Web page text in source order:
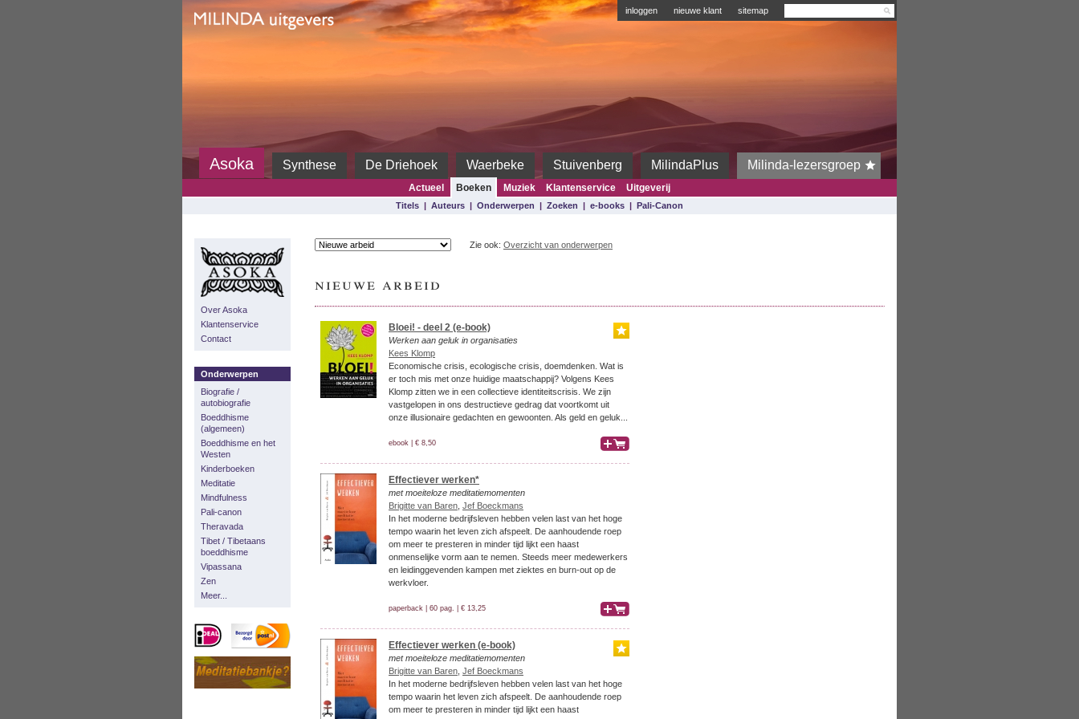
inloggen nieuwe klant sitemap
Asoka Synthese De Driehoek Waerbeke Stuivenberg MilindaPlus Milinda-lezersgroep
Actueel Boeken Muziek Klantenservice Uitgeverij
Titels | Auteurs | Onderwerpen | Zoeken | e-books | Pali-Canon
Over Asoka
Klantenservice
Contact
Onderwerpen
Biografie /
autobiografie
Boeddhisme
(algemeen)
Boeddhisme en het
Westen
Kinderboeken
Meditatie
Mindfulness
Pali-canon
Theravada
Tibet / Tibetaans
boeddhisme
Vipassana
Zen
Meer...
Zie ook: Overzicht van onderwerpen
nieuwe arbeid
Bloei! - deel 2 (e-book)
Werken aan geluk in organisaties
Kees Klomp
Economische crisis, ecologische crisis, doemdenken. Wat is
er toch mis met onze huidige maatschappij? Volgens Kees
Klomp zitten we in een collectieve identiteitscrisis. We zijn
vastgelopen in ons destructieve gedrag dat voortkomt uit
onze illusionaire gedachten en gewoonten. Als geld en geluk...
ebook | € 8,50
Effectiever werken*
met moeiteloze meditatiemomenten
Brigitte van Baren Jef Boeckmans
In het moderne bedrijfsleven hebben velen last van het hoge
tempo waarin het leven zich afspeelt. De aanhoudende roep
om meer te presteren in minder tijd lijkt een haast
onmenselijke vorm aan te nemen. Steeds meer medewerkers
en leidinggevenden kampen met ziektes en burn-out op de
werkvloer.
paperback | 60 pag. | € 13,25
Effectiever werken (e-book)
met moeiteloze meditatiemomenten
Brigitte van Baren Jef Boeckmans
In het moderne bedrijfsleven hebben velen last van het hoge
tempo waarin het leven zich afspeelt. De aanhoudende roep
om meer te presteren in minder tijd lijkt een haast